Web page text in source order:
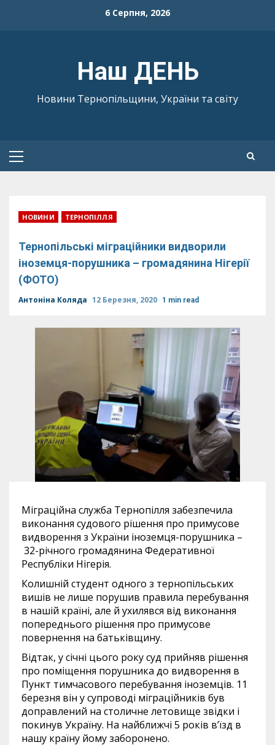
6 Серпня, 2026
Наш ДЕНЬ
Новини Тернопільщини, України та світу
Primary
НОВИНИ ТЕРНОПІЛЛЯ
Тернопільські міграційники видворили
іноземця-порушника – громадянина Нігерії
(ФОТО)
Антоніна Коляда 12 Березня, 2020 1 min read
Міграційна служба Тернопілля забезпечила
виконання судового рішення про примусове
видворення з України іноземця-порушника –
32-річного громадянина Федеративної
Республіки Нігерія.
Колишній студент одного з тернопільських
вишів не лише порушив правила перебування
в нашій країні, але й ухилявся від виконання
попереднього рішення про примусове
повернення на батьківщину.
Відтак, у січні цього року суд прийняв рішення
про поміщення порушника до видворення в
Пункт тимчасового перебування іноземців. 11
березня він у супроводі міграційників був
доправлений на столичне летовище звідки і
покинув Україну. На найближчі 5 років в’їзд в
нашу країну йому заборонено.